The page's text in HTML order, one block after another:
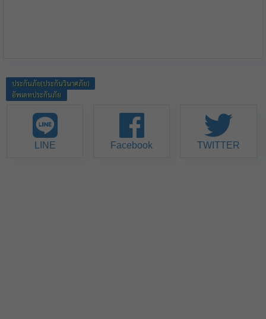
ประกันภัย(ประกันวินาศภัย)
อัพเดทประกันภัย
LINE Facebook TWITTER